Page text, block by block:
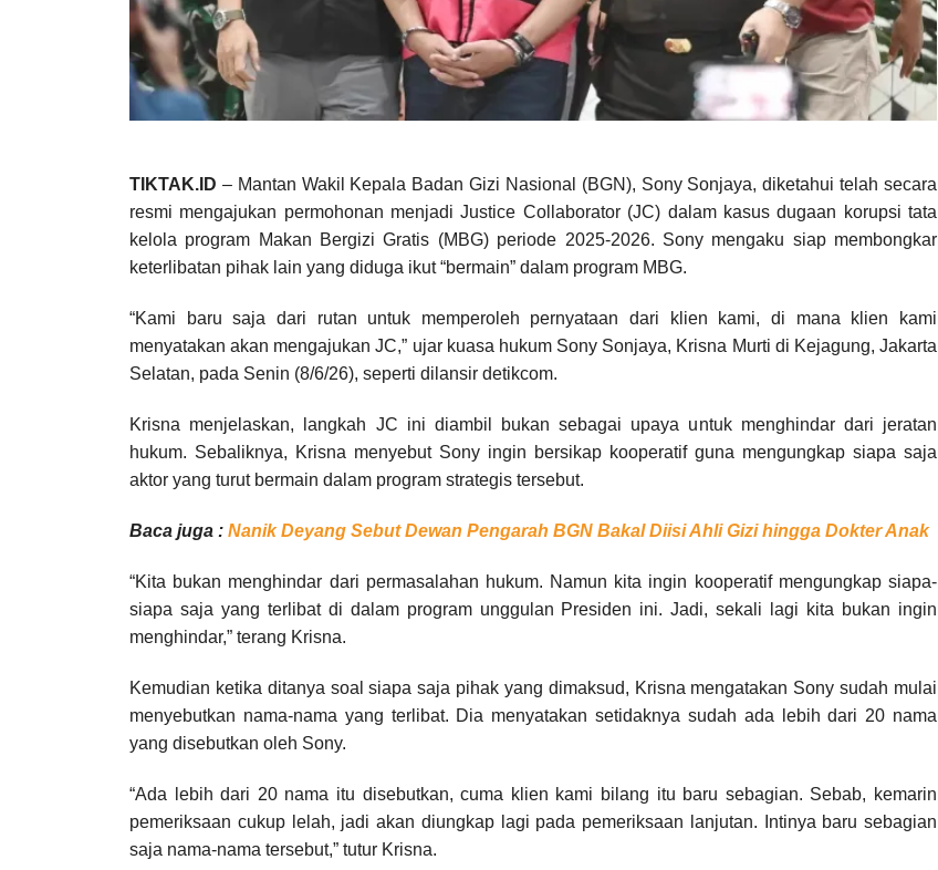
TIKTAK.ID – Mantan Wakil Kepala Badan Gizi Nasional (BGN), Sony Sonjaya, diketahui telah secara
resmi mengajukan permohonan menjadi Justice Collaborator (JC) dalam kasus dugaan korupsi tata
kelola program Makan Bergizi Gratis (MBG) periode 2025-2026. Sony mengaku siap membongkar
keterlibatan pihak lain yang diduga ikut “bermain” dalam program MBG.
“Kami baru saja dari rutan untuk memperoleh pernyataan dari klien kami, di mana klien kami
menyatakan akan mengajukan JC,” ujar kuasa hukum Sony Sonjaya, Krisna Murti di Kejagung, Jakarta
Selatan, pada Senin (8/6/26), seperti dilansir detikcom.
Krisna menjelaskan, langkah JC ini diambil bukan sebagai upaya untuk menghindar dari jeratan
hukum. Sebaliknya, Krisna menyebut Sony ingin bersikap kooperatif guna mengungkap siapa saja
aktor yang turut bermain dalam program strategis tersebut.
Baca juga : Nanik Deyang Sebut Dewan Pengarah BGN Bakal Diisi Ahli Gizi hingga Dokter Anak
“Kita bukan menghindar dari permasalahan hukum. Namun kita ingin kooperatif mengungkap siapa-
siapa saja yang terlibat di dalam program unggulan Presiden ini. Jadi, sekali lagi kita bukan ingin
menghindar,” terang Krisna.
Kemudian ketika ditanya soal siapa saja pihak yang dimaksud, Krisna mengatakan Sony sudah mulai
menyebutkan nama-nama yang terlibat. Dia menyatakan setidaknya sudah ada lebih dari 20 nama
yang disebutkan oleh Sony.
“Ada lebih dari 20 nama itu disebutkan, cuma klien kami bilang itu baru sebagian. Sebab, kemarin
pemeriksaan cukup lelah, jadi akan diungkap lagi pada pemeriksaan lanjutan. Intinya baru sebagian
saja nama-nama tersebut,” tutur Krisna.